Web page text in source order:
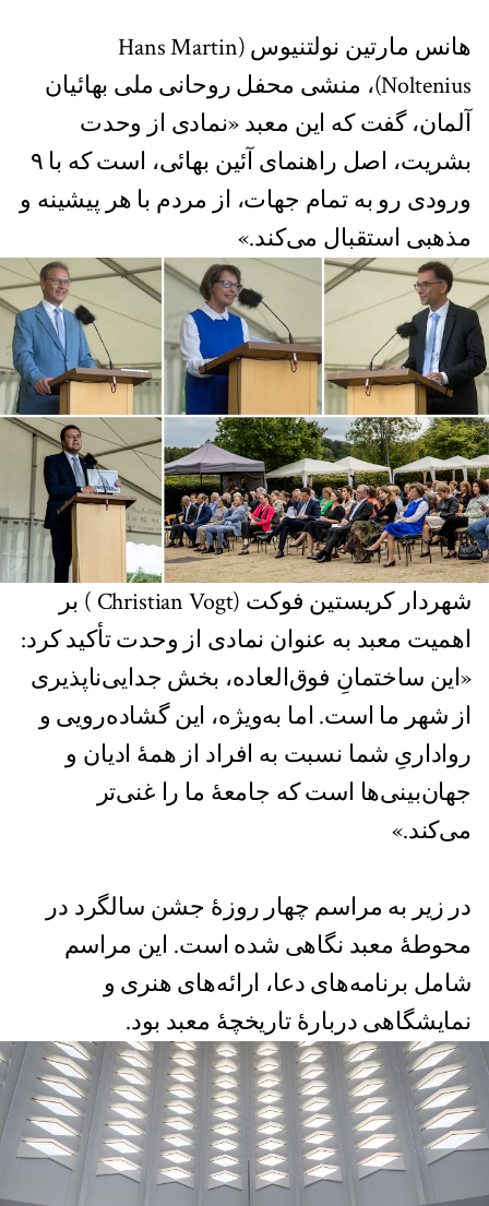
هانس مارتین نولتنیوس (Hans Martin
Noltenius)، منشی محفل روحانی ملی بهائیان
آلمان، گفت که این معبد «نمادی از وحدت
بشریت، اصل راهنمای آئین بهائی، است که با ۹
ورودی رو به تمام جهات، از مردم با هر پیشینه و
مذهبی استقبال می‌کند.»
شهردار کریستین فوکت (Christian Vogt ) بر
اهمیت معبد به عنوان نمادی از وحدت تأکید کرد:
«این ساختمانِ فوق‌العاده، بخش جدایی‌ناپذیری
از شهر ما است. اما به‌ویژه، این گشاده‌رویی و
رواداریِ شما نسبت به افراد از همۀ ادیان و
جهان‌بینی‌ها است که جامعۀ ما را غنی‌تر
می‌کند.»
در زیر به مراسم چهار روزۀ جشن سالگرد در
محوطۀ معبد نگاهی شده است. این مراسم
شامل برنامه‌های دعا، ارائه‌های هنری و
نمایشگاهی دربارۀ تاریخچۀ معبد بود.